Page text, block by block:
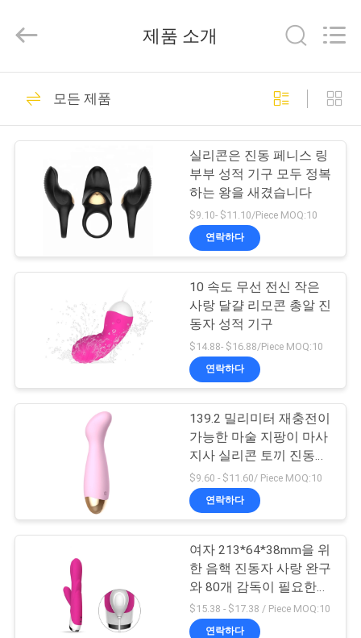
제
쇼
소
개
견
2021
CO.,LTD..
Ｇ스폿 진동자 성적
58
토끼 진동자 성적 기
구
22
빠는 진동자 성적 기
10
3
제품 소개
모든 제품
실리콘은 진동 페니스 링
부부 성적 기구 모두 정복
하는 왕을 새겼습니다
$9.10- $11.10/Piece MOQ:10
연락하다
10 속도 무선 전신 작은
사랑 달걀 리모콘 총알 진
동자 성적 기구
$14.88- $16.88/Piece MOQ:10
연락하다
139.2 밀리미터 재충전이
가능한 마술 지팡이 마사
지사 실리콘 토끼 진동자
성적 기구
$9.60 - $11.60/ Piece MOQ:10
연락하다
여자 213*64*38mm을 위
한 음핵 진동자 사랑 완구
와 80개 감독이 필요한
미성년자 두배 토끼 진동
자 남근 대용품
$15.38 - $17.38 / Piece MOQ:10
연락하다